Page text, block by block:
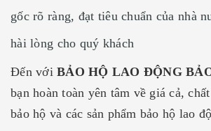
gốc rõ ràng, đạt tiêu chuẩn của nhà
hài lòng cho quý khách
Đến vớiBẢO HỘ LAO ĐỘNG
bạn hoàn toàn yên tâm về giá cả,
bảo hộ và các sản phẩm bảo hộ lao